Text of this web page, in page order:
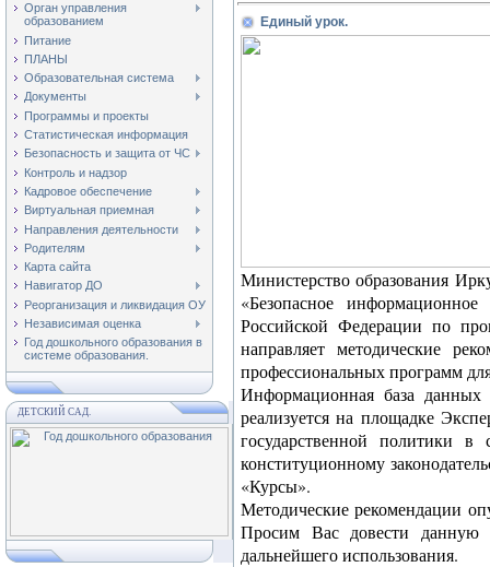
Орган управления
образованием
Питание
ПЛАНЫ
Образовательная система
Документы
Программы и проекты
Статистическая информация
Безопасность и защита от ЧС
Контроль и надзор
Кадровое обеспечение
Виртуальная приемная
Направления деятельности
Родителям
Карта сайта
Навигатор ДО
Реорганизация и ликвидация ОУ
Независимая оценка
Год дошкольного образования в
системе образования.
ДЕТСКИЙ САД.
Единый урок.
Министерство образования
«Безопасное
Российской Федерации по
направляет методические
профессиональных программ
Информационная база данных
реализуется на площадке
государственной политики
конституционному
«Курсы».
Методические рекомендации
Просим Вас довести данную
дальнейшего использования.